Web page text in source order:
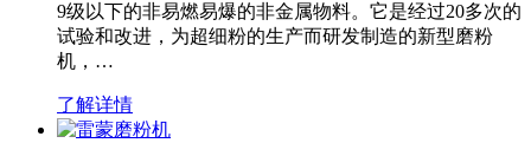
9级以下的非易燃易爆的非金属物料。它是经过20多次的
试验和改进，为超细粉的生产而研发制造的新型磨粉
机，…
了解详情